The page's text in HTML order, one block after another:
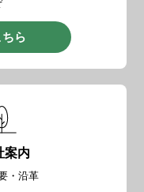
ら
案内
・沿革